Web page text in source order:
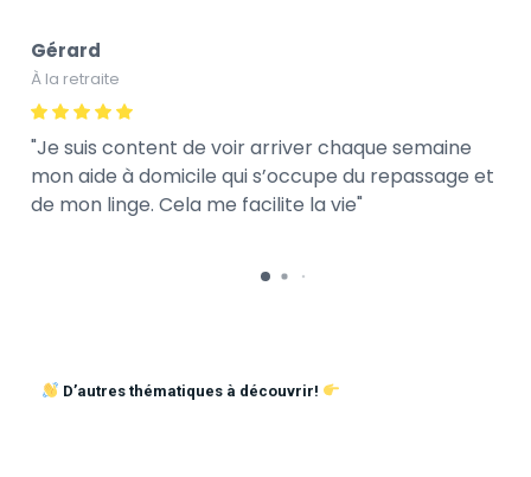
Gérard
À la retraite
Je suis content de voir arriver chaque semaine
mon aide à domicile qui s’occupe du repassage et
de mon linge. Cela me facilite la vie
D’autres thématiques à découvrir!